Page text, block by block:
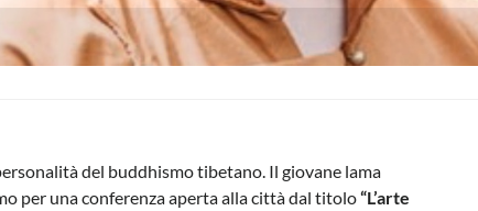
del buddhismo tibetano. Il giovane lama
per una conferenza aperta alla città dal titolo“L’arte